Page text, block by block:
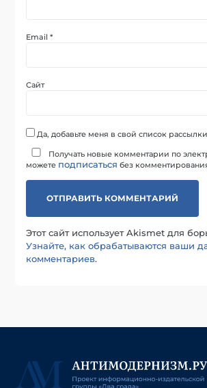
Email*
Сайт
Да, добавьте меня в свой список рассылки
Получать новые комментарии по
можете подписаться без
Этот сайт использует Akismet для
Узнайте, как обрабатываются ваши
комментариев.